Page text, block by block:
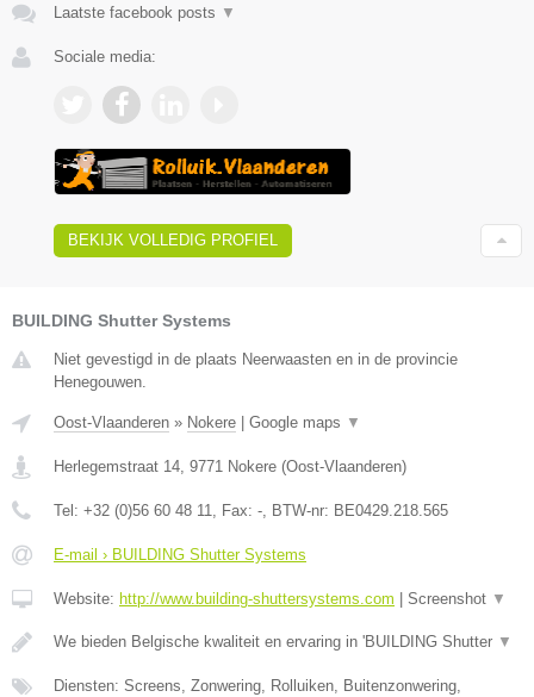
Laatste facebook posts ▼
Sociale media:
BEKIJK VOLLEDIG PROFIEL
BUILDING Shutter Systems
Niet gevestigd in de plaats Neerwaasten en in de provincie
Henegouwen.
Oost-Vlaanderen » Nokere Google maps ▼
Herlegemstraat 14 9771 Nokere (Oost-Vlaanderen)
Tel: +32 (0)56 60 48 11 , Fax: - , BTW-nr: BE0429.218.565
E-mail › BUILDING Shutter Systems
Website: http://www.building-shuttersystems.com Screenshot ▼
We bieden Belgische kwaliteit en ervaring in 'BUILDING Shutter ▼
Diensten: Screens, Zonwering, Rolluiken, Buitenzonwering,